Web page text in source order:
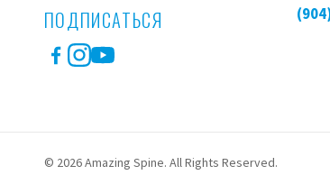
ПОДПИСАТЬСЯ
Facebook
Instagram
YouTube
© 2026 Amazing Spine. All Rights Reserved.